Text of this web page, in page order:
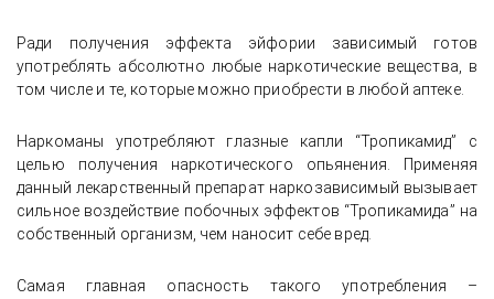
Ради получения эффекта эйфории зависимый готов
употреблять абсолютно любые наркотические вещества, в
том числе и те, которые можно приобрести в любой аптеке.
Наркоманы употребляют глазные капли “Тропикамид” с
целью получения наркотического опьянения. Применяя
данный лекарственный препарат наркозависимый вызывает
сильное воздействие побочных эффектов “Тропикамида” на
собственный организм, чем наносит себе вред.
Самая главная опасность такого употребления –